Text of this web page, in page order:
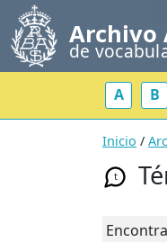
Archivo
de
A B
Inicio /
t